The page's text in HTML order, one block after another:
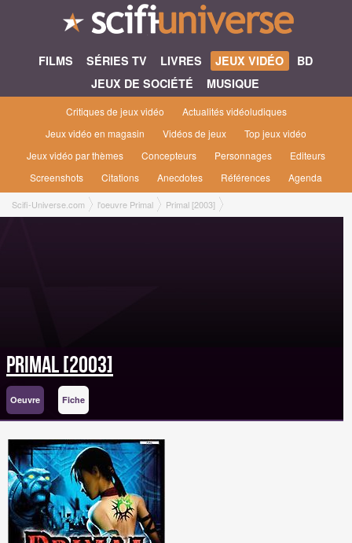
FILMS SÉRIES TV LIVRES JEUX VIDÉO
BD
JEUX DE SOCIÉTÉ
MUSIQUE
Critiques de jeux vidéo
Actualités vidéoludiques
Jeux vidéo en magasin
Vidéos de jeux
Top jeux vidéo
Jeux vidéo par thèmes
Concepteurs Personnages
Editeurs
Screenshots
Citations Anecdotes Références Agenda
Scifi-Universe.com l'oeuvre Primal Primal [2003]
Primal [2003]
Oeuvre Fiche